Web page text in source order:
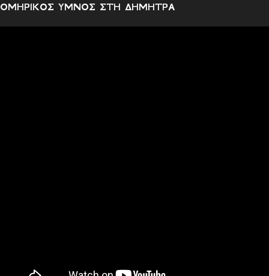
ΟΜΗΡΙΚΟΣ ΥΜΝΟΣ ΣΤΗ ΔΗΜΗΤΡΑ